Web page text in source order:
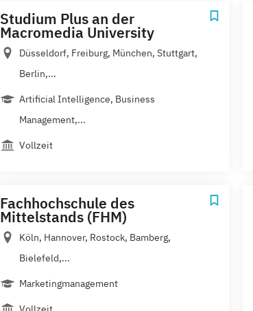
Studium Plus an der
Macromedia University
Düsseldorf, Freiburg, München, Stuttgart,
Berlin,...
Artificial Intelligence, Business
Management,...
Vollzeit
Fachhochschule des
Mittelstands (FHM)
Köln, Hannover, Rostock, Bamberg,
Bielefeld,...
Marketingmanagement